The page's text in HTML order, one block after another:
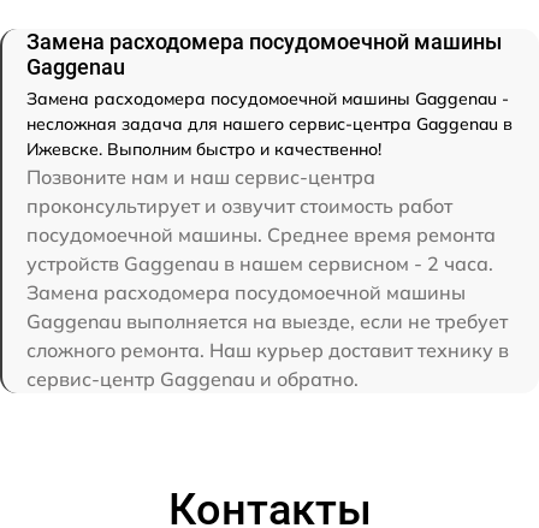
Замена расходомера посудомоечной машины
Gaggenau
Замена расходомера посудомоечной машины Gaggenau -
несложная задача для нашего сервис-центра Gaggenau в
Ижевске. Выполним быстро и качественно!
Позвоните нам и наш сервис-центра
проконсультирует и озвучит стоимость работ
посудомоечной машины. Среднее время ремонта
устройств Gaggenau в нашем сервисном - 2 часа.
Замена расходомера посудомоечной машины
Gaggenau выполняется на выезде, если не требует
сложного ремонта. Наш курьер доставит технику в
сервис-центр Gaggenau и обратно.
Контакты